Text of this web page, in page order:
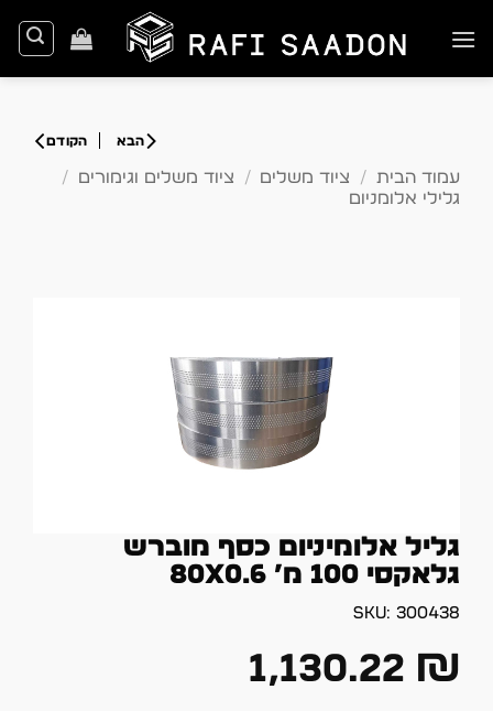
to
עמוד הבית / ציוד משלים / ציוד משלים וגימורים
/
גלילי אלומניום
גליל אלומיניום כסף מוברש
גלאקסי 100 מ’ 80X0.6
SKU: 300438
1,130.22 ₪